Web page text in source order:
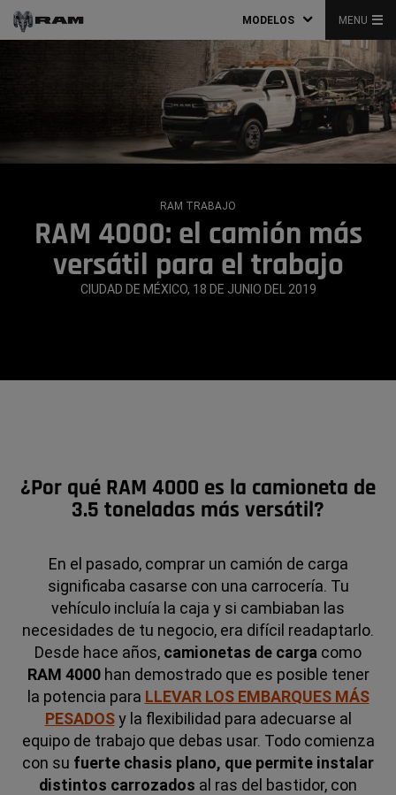
MODELOS MENU
RAM TRABAJO
RAM 4000: el camión más
versátil para el trabajo
CIUDAD DE MÉXICO, 18 DE JUNIO DEL 2019
¿Por qué RAM 4000 es la camioneta de
3.5 toneladas más versátil?
En el pasado, comprar un camión de carga
significaba casarse con una carrocería. Tu
vehículo incluía la caja y si cambiaban las
necesidades de tu negocio, era difícil readaptarlo.
Desde hace años, camionetas de carga como
RAM 4000han demostrado que es posible tener
la potencia para LLEVAR LOS EMBARQUES MÁS
PESADOSy la flexibilidad para adecuarse al
equipo de trabajo que debas usar. Todo comienza
con su fuerte chasis plano, que permite instalar
distintos carrozados al ras del bastidor, con